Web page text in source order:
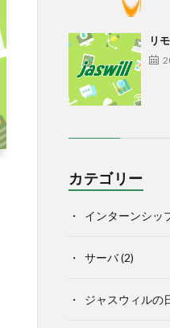
リ
カテゴリー
インターンシッ
サーバ(2)
ジャスウィルの